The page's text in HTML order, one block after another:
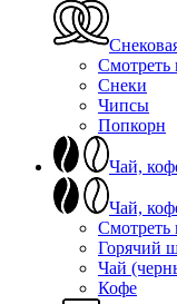
Смотреть
Снеки
Чипсы
Попкорн
Чай,
Чай,
Смотреть
Горячий
Чай
Кофе